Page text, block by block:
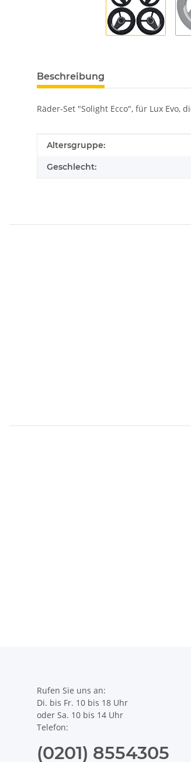
Beschreibung
Räder-Set "Solight Ecco", für Lux Evo,
Produkteigenschaft
Wert
Altersgruppe:
Geschlecht:
Rufen Sie uns an:
Di. bis Fr. 10 bis 18 Uhr
oder Sa. 10 bis 14 Uhr
Telefon:
(0201) 8554305